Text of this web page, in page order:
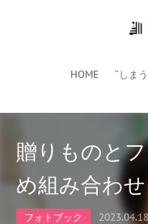
HOME
贈りものと
め組み合わせ
フォトブック